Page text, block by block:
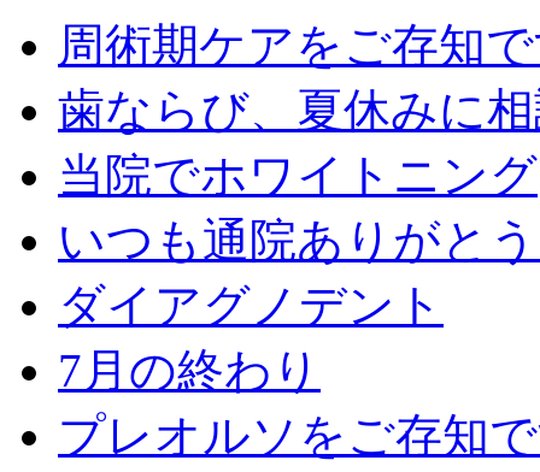
周術期ケアをご存知
歯ならび、夏休みに
当院でホワイトニング
いつも通院ありがと
ダイアグノデント
7月の終わり
プレオルソをご存知